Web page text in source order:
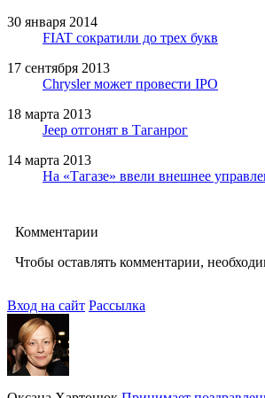
30 января 2014
FIAT сократили до трех букв
17 сентября 2013
Chrysler может провести IPO
18 марта 2013
Jeep отгонят в Таганрог
14 марта 2013
На «Тагазе» ввели внешнее
Комментарии
Чтобы оставлять комментарии,
Вход на сайт Рассылка